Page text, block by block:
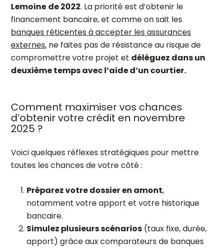
Lemoine de 2022. La priorité est d’obtenir le
financement bancaire, et comme on sait les
banques réticentes à accepter les assurances
externes, ne faites pas de résistance au risque de
compromettre votre projet et déléguez dans un
deuxième temps avec l’aide d’un courtier.
Comment maximiser vos chances
d’obtenir votre crédit en novembre
2025 ?
Voici quelques réflexes stratégiques pour mettre
toutes les chances de votre côté :
Préparez votre dossier en amont,
notamment votre apport et votre historique
bancaire.
Simulez plusieurs scénarios (taux fixe, durée,
apport) grâce aux comparateurs de banques